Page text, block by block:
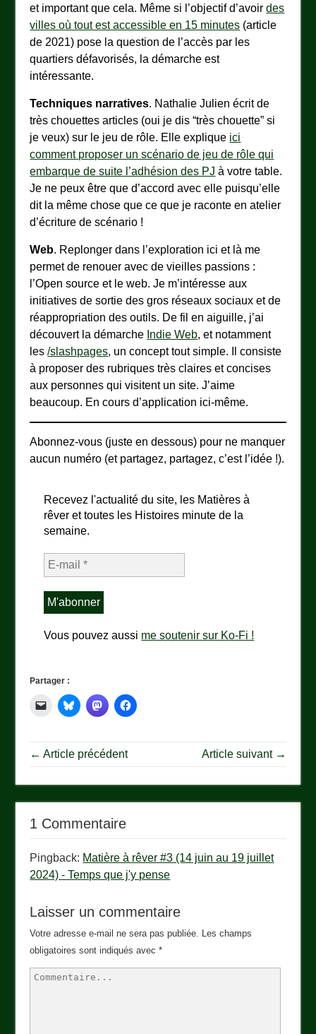
et important que cela. Même si l’objectif d’avoirdes
villes où tout est accessible en 15 minutes (article
de 2021) pose la question de l’accès par les
quartiers défavorisés, la démarche est
intéressante.
Techniques narratives. Nathalie Julien écrit de
très chouettes articles (oui je dis “très chouette” si
je veux) sur le jeu de rôle. Elle explique ici
comment proposer un scénario de jeu de rôle qui
embarque de suite l’adhésion des PJ à votre table.
Je ne peux être que d’accord avec elle puisqu’elle
dit la même chose que ce que je raconte en atelier
d’écriture de scénario !
Web. Replonger dans l’exploration ici et là me
permet de renouer avec de vieilles passions :
l’Open source et le web. Je m’intéresse aux
initiatives de sortie des gros réseaux sociaux et de
réappropriation des outils. De fil en aiguille, j’ai
découvert la démarche Indie Web, et notamment
les/slashpages, un concept tout simple. Il consiste
à proposer des rubriques très claires et concises
aux personnes qui visitent un site. J’aime
beaucoup. En cours d’application ici-même.
Abonnez-vous (juste en dessous) pour ne manquer
aucun numéro (et partagez, partagez, c’est l’idée !).
Recevez l'actualité du site, les Matières à
rêver et toutes les Histoires minute de la
semaine.
Vous pouvez aussi me soutenir sur Ko-Fi !
Partager :
← Article précédent Article suivant →
1 Commentaire
Pingback: Matière à rêver #3 (14 juin au 19 juillet
2024) - Temps que j'y pense
Laisser un commentaire
Votre adresse e-mail ne sera pas publiée. Les champs
obligatoires sont indiqués avec*